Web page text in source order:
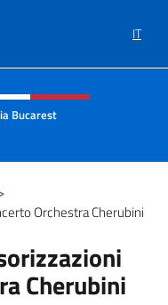
IT
e menù
Bucarest
Orchestra Cherubini
Cherubini